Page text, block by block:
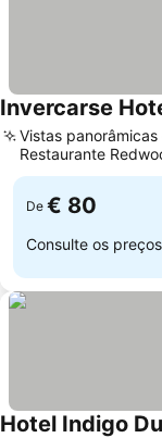
Invercarse
Vistas panorâmicas
Restaurante
local
De € 80
Consulte os
Hotel Indigo